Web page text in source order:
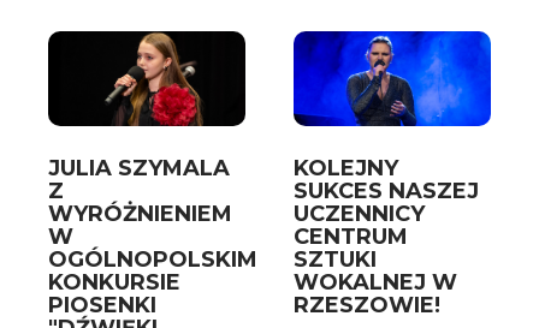
POLITYKA COOKIES
REKRUTACJA
CARPATHIA FESTIVAL
FESTIWAL PATRIOTYCZNY
WYDARZENIA
PŁYTY CD
MULTIMEDIA
JULIA SZYMALA
Z
WYRÓŻNIENIEM
W
OGÓLNOPOLSKIM
KONKURSIE
PIOSENKI
KOLEJNY
SUKCES NASZEJ
UCZENNICY
CENTRUM
SZTUKI
WOKALNEJ W
RZESZOWIE!